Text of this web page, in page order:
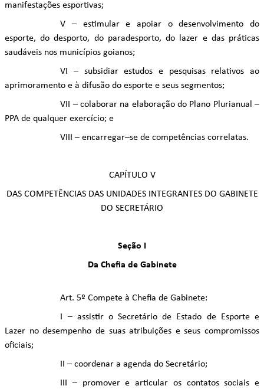
manifestações esportivas;
V – estimular e apoiar o desenvolvimento do
esporte, do desporto, do paradesporto, do lazer e das práticas
saudáveis nos municípios goianos;
VI – subsidiar estudos e pesquisas relativos ao
aprimoramento e à difusão do esporte e seus segmentos;
VII – colaborar na elaboração do Plano Plurianual –
PPA de qualquer exercício; e
VIII – encarregar–se de competências correlatas.
CAPÍTULO V
DAS COMPETÊNCIAS DAS UNIDADES INTEGRANTES DO GABINETE
DO SECRETÁRIO
Seção I
Da Chefia de Gabinete
Art. 5º Compete à Chefia de Gabinete:
I – assistir o Secretário de Estado de Esporte e
Lazer no desempenho de suas atribuições e seus compromissos
oficiais;
II – coordenar a agenda do Secretário;
III – promover e articular os contatos sociais e